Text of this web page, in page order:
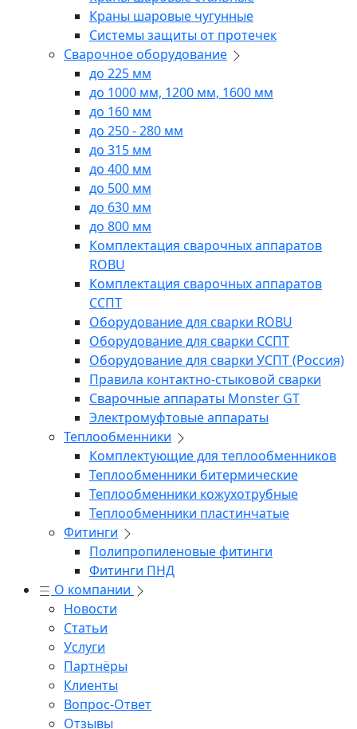
Краны шаровые чугунные
Системы защиты от протечек
Сварочное оборудование
до 225 мм
до 1000 мм, 1200 мм, 1600 мм
до 160 мм
до 250 - 280 мм
до 315 мм
до 400 мм
до 500 мм
до 630 мм
до 800 мм
Комплектация сварочных аппаратов
ROBU
Комплектация сварочных аппаратов
ССПТ
Оборудование для сварки ROBU
Оборудование для сварки ССПТ
Оборудование для сварки УСПТ (Россия)
Правила контактно-стыковой сварки
Сварочные аппараты Monster GT
Электромуфтовые аппараты
Теплообменники
Комплектующие для теплообменников
Теплообменники битермические
Теплообменники кожухотрубные
Теплообменники пластинчатые
Фитинги
Полипропиленовые фитинги
Фитинги ПНД
О компании
Новости
Статьи
Услуги
Партнёры
Клиенты
Вопрос-Ответ
Отзывы